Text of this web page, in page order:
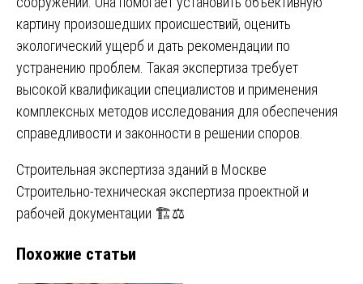
картину произошедших происшествий, оценить
экологический ущерб и дать рекомендации по
устранению проблем. Такая экспертиза требует
высокой квалификации специалистов и применения
комплексных методов исследования для обеспечения
справедливости и законности в решении споров.
Навигация
по
Строительная экспертиза зданий в Москве
Строительно-техническая экспертиза проектной и
рабочей документации 🏗️⚖️
Похожие статьи